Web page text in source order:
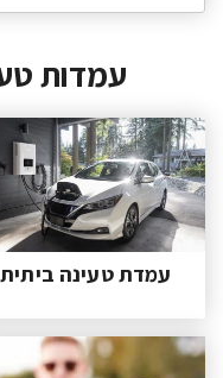
עמדות
עמדת טעינה ביתית